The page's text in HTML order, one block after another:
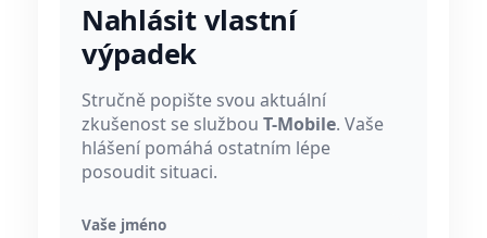
Nahlásit vlastní
výpadek
Stručně popište svou aktuální
zkušenost se službou T-Mobile. Vaše
hlášení pomáhá ostatním lépe
posoudit situaci.
Vaše jméno